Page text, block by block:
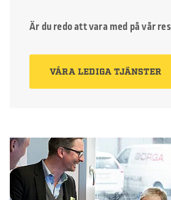
Är du redo att vara med på vår
VÅRA LEDIGA TJÄNSTER